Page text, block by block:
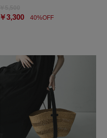
￥3,30040%OFF